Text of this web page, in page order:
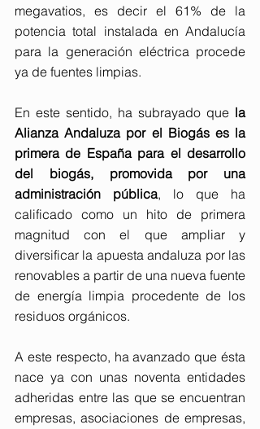
megavatios, es decir el 61% de la
potencia total instalada en Andalucía
para la generación eléctrica procede
ya de fuentes limpias.
En este sentido, ha subrayado que la
Alianza Andaluza por el Biogás es la
primera de España para el desarrollo
del biogás, promovida por una
administración pública, lo que ha
calificado como un hito de primera
magnitud con el que ampliar y
diversificar la apuesta andaluza por las
renovables a partir de una nueva fuente
de energía limpia procedente de los
residuos orgánicos.
A este respecto, ha avanzado que ésta
nace ya con unas noventa entidades
adheridas entre las que se encuentran
empresas, asociaciones de empresas,